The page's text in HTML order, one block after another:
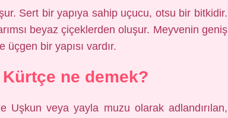
Sert bir yapıya sahip uçucu, otsu bir bitkidir.
beyaz çiçeklerden oluşur. Meyvenin geniş
üçgen bir yapısı vardır.
ne demek?
Uşkun veya yayla muzu olarak adlandırılan,